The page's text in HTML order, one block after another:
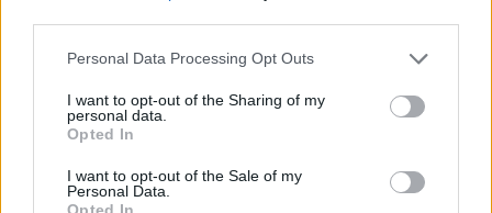
Personal Data Processing Opt Outs
I want to opt-out of the Sharing of my
personal data.
Opted In
I want to opt-out of the Sale of my
Personal Data.
Opted In
Feyenoorder tekent als bondscoach
Kan Givairo Read de duurste verdediger ooit van
Feyenoord worden? Deze records liggen binnen
bereik
Van Bronckhorst voert druk op: Feyenoord wil op